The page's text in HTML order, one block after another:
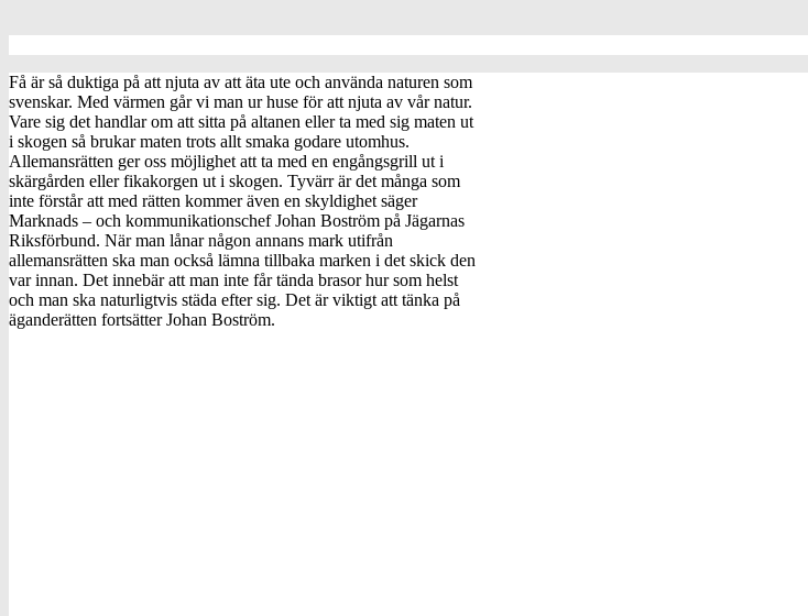
Få är så duktiga på att njuta av att äta ute och använda naturen som
svenskar. Med värmen går vi man ur huse för att njuta av vår natur.
Vare sig det handlar om att sitta på altanen eller ta med sig maten ut
i skogen så brukar maten trots allt smaka godare utomhus.
Allemansrätten ger oss möjlighet att ta med en engångsgrill ut i
skärgården eller fikakorgen ut i skogen. Tyvärr är det många som
inte förstår att med rätten kommer även en skyldighet säger
Marknads – och kommunikationschef Johan Boström på Jägarnas
Riksförbund. När man lånar någon annans mark utifrån
allemansrätten ska man också lämna tillbaka marken i det skick den
var innan. Det innebär att man inte får tända brasor hur som helst
och man ska naturligtvis städa efter sig. Det är viktigt att tänka på
äganderätten fortsätter Johan Boström.